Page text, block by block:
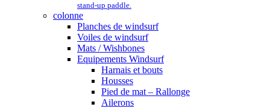
stand-up paddle.
colonne
Planches de windsurf
Voiles de windsurf
Mats / Wishbones
Equipements Windsurf
Harnais et bouts
Housses
Pied de mat – Rallonge
Ailerons